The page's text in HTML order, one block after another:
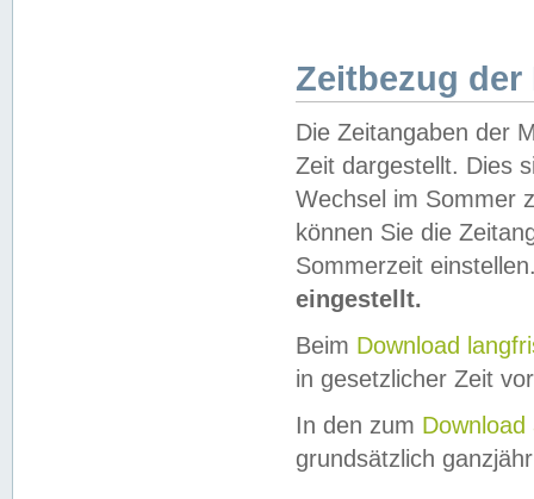
Zeitbezug der
Die Zeitangaben der
Zeit dargestellt. Dies
Wechsel im Sommer
können Sie die
Sommerzeit
eingestellt.
Beim Download
in gesetzlicher Zeit
In den zum Download
grundsätzlich